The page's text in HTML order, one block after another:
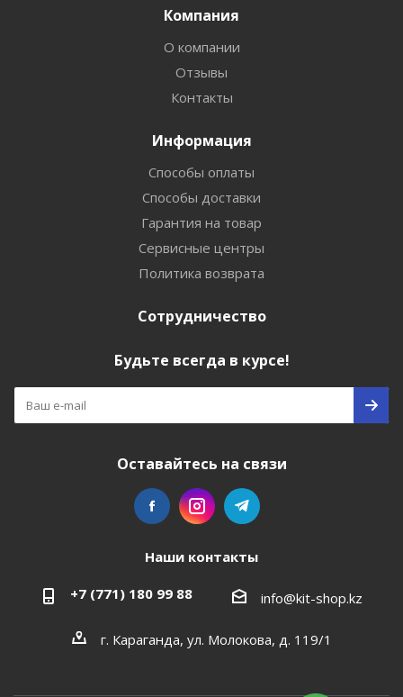
Компания
О компании
Отзывы
Контакты
Информация
Способы оплаты
Способы доставки
Гарантия на товар
Сервисные центры
Политика возврата
Сотрудничество
Будьте всегда в курсе!
Оставайтесь на связи
Наши контакты
+7 (771) 180 99 88 info@kit-shop.kz
г. Караганда, ул. Молокова, д. 119/1